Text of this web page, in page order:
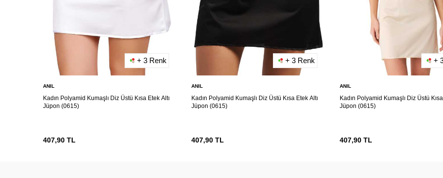
+ 3 Renk
ANIL
Kadın Polyamid Kumaşlı Diz Üstü Kısa Etek Altı
Jüpon (0615)
407,90 TL
+ 3 Renk
ANIL
Kadın Polyamid Kumaşlı Diz Üstü Kısa Etek Altı
Jüpon (0615)
407,90 TL
+
ANIL
Kadın Polyamid Kumaşlı Diz Üstü
Jüpon (0615)
407,90 TL